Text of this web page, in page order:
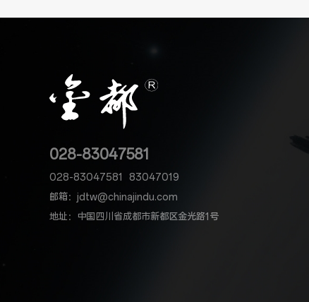
028-83047581
028-83047581
83047019
邮箱：jdtw@chinajindu.com
地址：中国四川省成都市新都区金光路1号